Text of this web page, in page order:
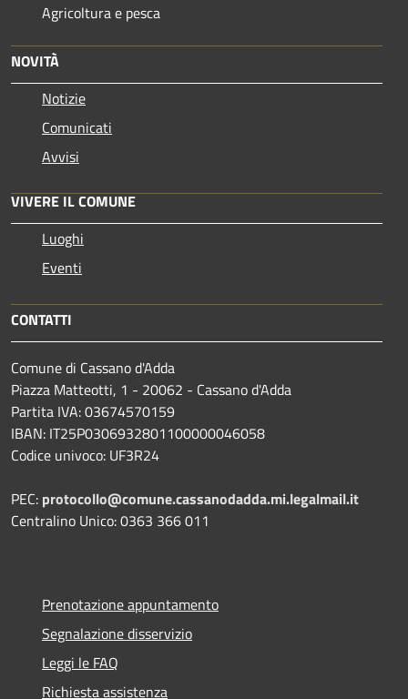
Agricoltura e pesca
NOVITÀ
Notizie
Comunicati
Avvisi
VIVERE IL COMUNE
Luoghi
Eventi
CONTATTI
Comune di Cassano d'Adda
Piazza Matteotti, 1 - 20062 - Cassano d'Adda
Partita IVA: 03674570159
IBAN: IT25P0306932801100000046058
Codice univoco: UF3R24
PEC: protocollo@comune.cassanodadda.mi.legalmail.it
Centralino Unico: 0363 366 011
Prenotazione appuntamento
Segnalazione disservizio
Leggi le FAQ
Richiesta assistenza